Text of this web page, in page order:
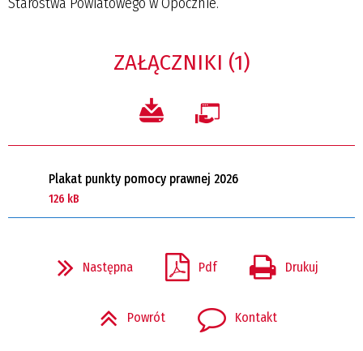
ZAŁĄCZNIKI (1)
Plakat punkty pomocy prawnej 2026
126 kB
Następna Pdf Drukuj
Powrót Kontakt